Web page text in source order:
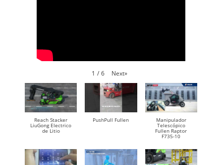
1 / 6 Next»
Reach Stacker
LiuGong Electrico
de Litio
PushPull Fullen
Manipulador
Telescópico
Fullen Raptor
F735-10